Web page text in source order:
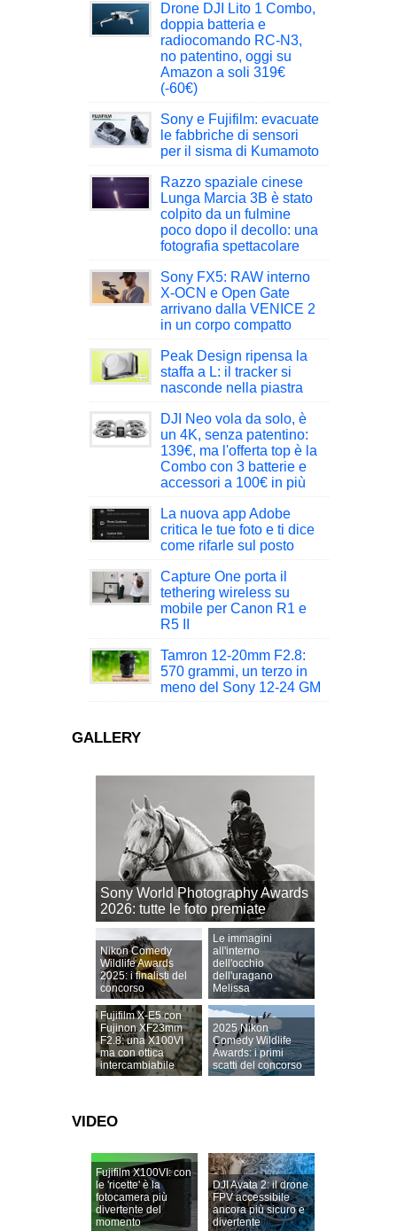
Drone DJI Lito 1 Combo,
doppia batteria e
radiocomando RC-N3,
no patentino, oggi su
Amazon a soli 319€
(-60€)
Sony e Fujifilm: evacuate
le fabbriche di sensori
per il sisma di Kumamoto
Razzo spaziale cinese
Lunga Marcia 3B è stato
colpito da un fulmine
poco dopo il decollo: una
fotografia spettacolare
Sony FX5: RAW interno
X-OCN e Open Gate
arrivano dalla VENICE 2
in un corpo compatto
Peak Design ripensa la
staffa a L: il tracker si
nasconde nella piastra
DJI Neo vola da solo, è
un 4K, senza patentino:
139€, ma l'offerta top è la
Combo con 3 batterie e
accessori a 100€ in più
La nuova app Adobe
critica le tue foto e ti dice
come rifarle sul posto
Capture One porta il
tethering wireless su
mobile per Canon R1 e
R5 II
Tamron 12-20mm F2.8:
570 grammi, un terzo in
meno del Sony 12-24 GM
GALLERY
Sony World Photography Awards
2026: tutte le foto premiate
Nikon Comedy
Wildlife Awards
2025: i finalisti del
concorso
Le immagini
all'interno
dell'occhio
dell'uragano
Melissa
Fujifilm X-E5 con
Fujinon XF23mm
F2.8: una X100VI
ma con ottica
intercambiabile
2025 Nikon
Comedy Wildlife
Awards: i primi
scatti del concorso
VIDEO
Fujifilm X100VI: con
le 'ricette' è la
fotocamera più
divertente del
momento
DJI Avata 2: il drone
FPV accessibile
ancora più sicuro e
divertente